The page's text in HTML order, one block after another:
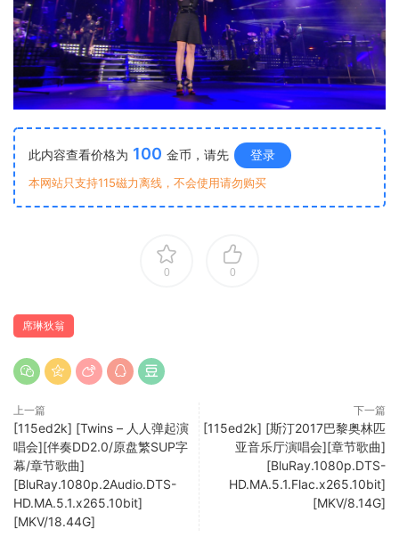
此内容查看价格为 100 金币，请先 登录
本网站只支持115磁力离线，不会使用请勿购买
0 0
席琳狄翁
上一篇
[115ed2k] [Twins – 人人弹起演
唱会][伴奏DD2.0/原盘繁SUP字
幕/章节歌曲]
[BluRay.1080p.2Audio.DTS-
HD.MA.5.1.x265.10bit]
[MKV/18.44G]
下一篇
[115ed2k] [斯汀2017巴黎奥林匹
亚音乐厅演唱会][章节歌曲]
[BluRay.1080p.DTS-
HD.MA.5.1.Flac.x265.10bit]
[MKV/8.14G]